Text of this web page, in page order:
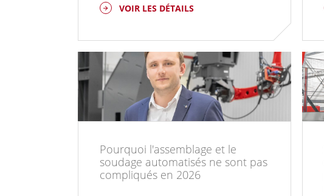
VOIR LES DÉTAILS
Pourquoi l'assemblage et le
soudage automatisés ne sont pas
compliqués en 2026